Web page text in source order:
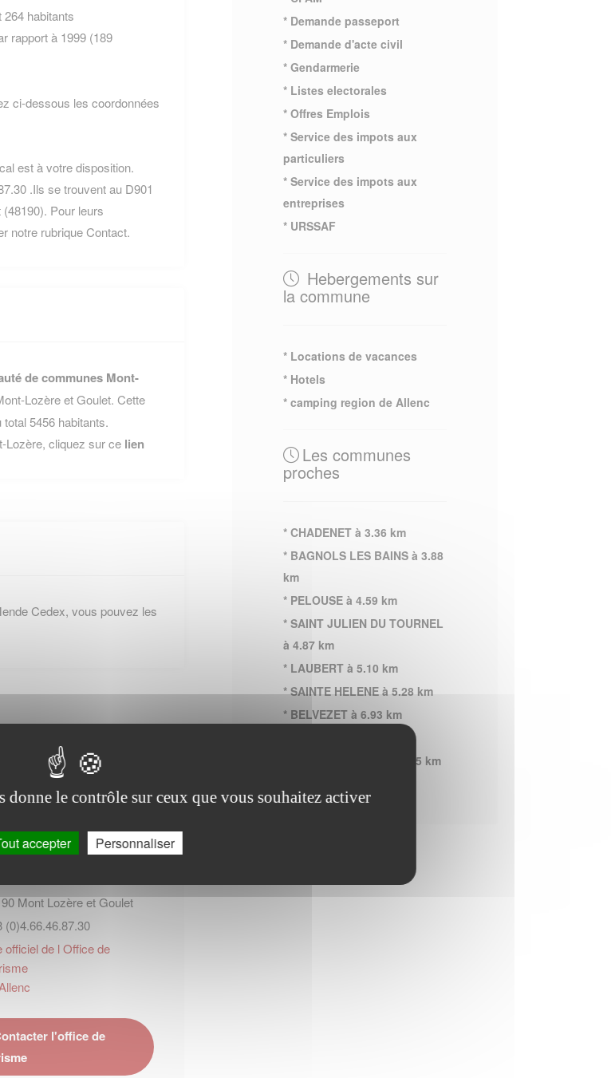
habitants
rapport à 1999 (189
ci-dessous les coordonnées
est à votre disposition.
.Ils se trouvent au D901
Pour leurs
notre rubrique Contact.
de communes Mont-
Lozère et Goulet. Cette
5456 habitants.
Lozère, cliquez sur ce lien
Cedex, vous pouvez les
de tourisme de
Mont Lozère et Goulet
(0)4.66.46.87.30
officiel de l Office de
l'office de
* Demande passeport
* Demande d'acte civil
* Gendarmerie
* Listes electorales
* Offres Emplois
* Service des impots aux
particuliers
* Service des impots aux
entreprises
* URSSAF
Hebergements sur
la commune
* Locations de vacances
* Hotels
* camping region de Allenc
Les communes
proches
* CHADENET à 3.36 km
* BAGNOLS LES BAINS à 3.88
km
* PELOUSE à 4.59 km
* SAINT JULIEN DU TOURNEL
à 4.87 km
* LAUBERT à 5.10 km
* SAINTE HELENE à 5.28 km
* BELVEZET à 6.93 km
* MAS D ORCIERES à 7.55 km
donne le contrôle sur ceux que vous souhaitez activer
accepter Personnaliser